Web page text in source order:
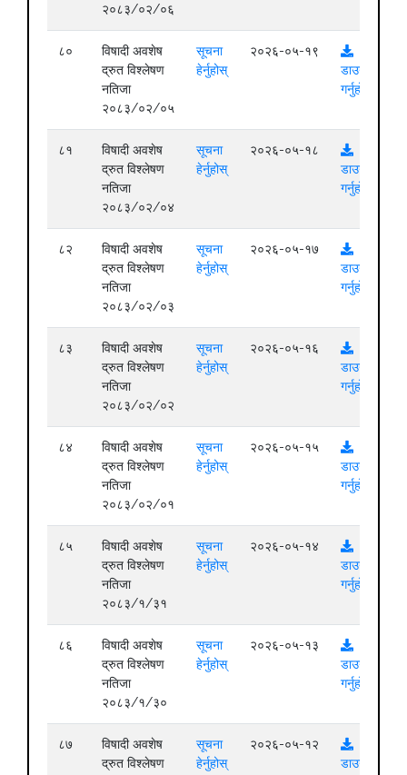
२०८३/०२/०६
८०
विषादी अवशेष
द्रुत विश्लेषण
नतिजा
२०८३/०२/०५
सूचना
हेर्नुहोस्
२०२६-०५-१९
डाउनलोड
गर्नुहोस्
८१
विषादी अवशेष
द्रुत विश्लेषण
नतिजा
२०८३/०२/०४
सूचना
हेर्नुहोस्
२०२६-०५-१८
डाउनलोड
गर्नुहोस्
८२
विषादी अवशेष
द्रुत विश्लेषण
नतिजा
२०८३/०२/०३
सूचना
हेर्नुहोस्
२०२६-०५-१७
डाउनलोड
गर्नुहोस्
८३
विषादी अवशेष
द्रुत विश्लेषण
नतिजा
२०८३/०२/०२
सूचना
हेर्नुहोस्
२०२६-०५-१६
डाउनलोड
गर्नुहोस्
८४
विषादी अवशेष
द्रुत विश्लेषण
नतिजा
२०८३/०२/०१
सूचना
हेर्नुहोस्
२०२६-०५-१५
डाउनलोड
गर्नुहोस्
८५
विषादी अवशेष
द्रुत विश्लेषण
नतिजा
२०८३/१/३१
सूचना
हेर्नुहोस्
२०२६-०५-१४
डाउनलोड
गर्नुहोस्
८६
विषादी अवशेष
द्रुत विश्लेषण
नतिजा
२०८३/१/३०
सूचना
हेर्नुहोस्
२०२६-०५-१३
डाउनलोड
गर्नुहोस्
८७
विषादी अवशेष
द्रुत विश्लेषण
सूचना
हेर्नुहोस्
२०२६-०५-१२
डाउनलोड